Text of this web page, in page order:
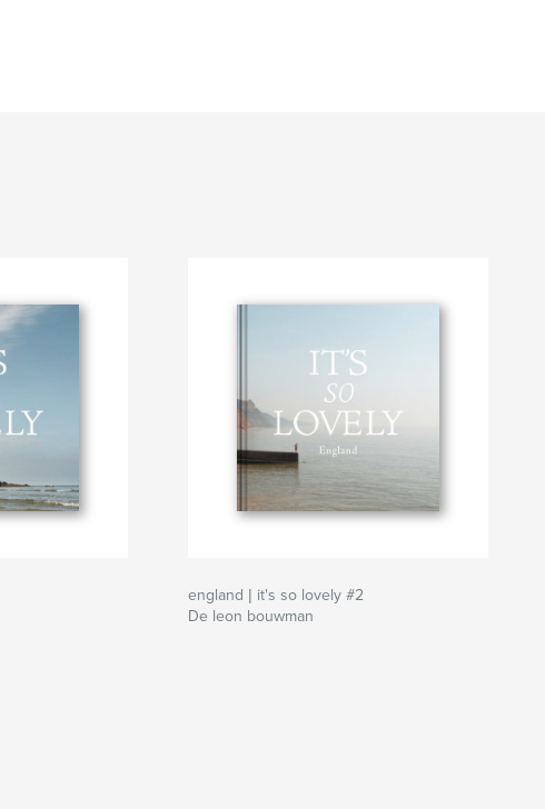
england | it's so lovely #2
De leon bouwman